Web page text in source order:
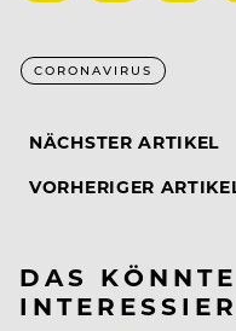
CORONAVIRUS
NÄCHSTER ARTIKEL
VORHERIGER
DAS